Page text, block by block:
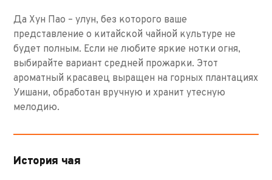
Да Хун Пао – улун, без которого ваше
представление о китайской чайной культуре не
будет полным. Если не любите яркие нотки огня,
выбирайте вариант средней прожарки. Этот
ароматный красавец выращен на горных плантациях
Уишани, обработан вручную и хранит утесную
мелодию.
История чая